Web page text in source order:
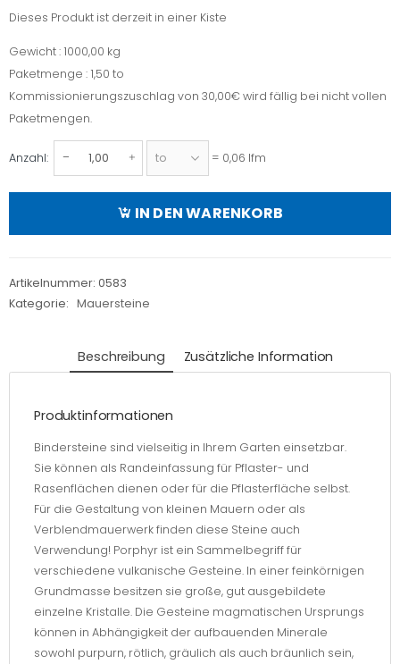
geliefert
werden
Produkt
ist
derzeit
in
Kiste
Dieses Produkt ist derzeit in einer Kiste
Gewicht : 1000,00 kg
Paketmenge
Paketmenge : 1,50 to
Kommissionierungszuschlag von 30,00€ wird fällig bei nicht vollen
Paketmengen.
= 0,06 lfm
Anzahl:
Porphyr
30 cm
in Kiste
IN DEN WARENKORB
Artikelnummer: 0583
Kategorie:
Mauersteine
Beschreibung Zusätzliche Information
Produktinformationen
Bindersteine sind vielseitig in Ihrem Garten einsetzbar.
Sie können als Randeinfassung für Pflaster- und
Rasenflächen dienen oder für die Pflasterfläche selbst.
Für die Gestaltung von kleinen Mauern oder als
Verblendmauerwerk finden diese Steine auch
Verwendung! Porphyr ist ein Sammelbegriff für
verschiedene vulkanische Gesteine. In einer feinkörnigen
Grundmasse besitzen sie große, gut ausgebildete
einzelne Kristalle. Die Gesteine magmatischen Ursprungs
können in Abhängigkeit der aufbauenden Minerale
sowohl purpurn, rötlich, gräulich als auch bräunlich sein,